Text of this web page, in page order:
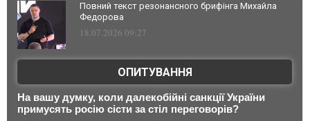
Повний текст резонансного брифінга Михайла
Федорова
18.07.2026 09:27
ОПИТУВАННЯ
На вашу думку, коли далекобійні санкції України
примусять росію сісти за стіл переговорів?